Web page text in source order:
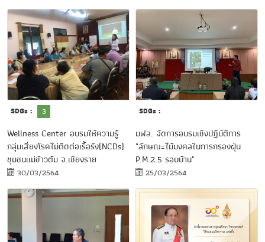
SDGs : 3
today-
wellncess-
center
Wellness Center อบรมให้ความรู้
กลุ่มเสี่ยงโรคไม่ติดต่อเรื้อรัง(NCDs)
ชุมชนแม่ข้าวต้ม จ.เชียงราย
30/03/2564
SDGs :
มฟล. จัดการอบรมเชิงปฏิบัติการ
"ลักษณะไม้มงคลในการกรองฝุ่น
P.M.2.5 รอบบ้าน"
25/03/2564